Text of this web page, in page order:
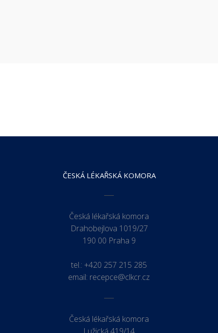
ČESKÁ LÉKAŘSKÁ KOMORA
Česká lékařská komora
Drahobejlova 1019/27
190 00 Praha 9
tel.: +420 257 215 285
email: recepce@clkcr.cz
Česká lékařská komora